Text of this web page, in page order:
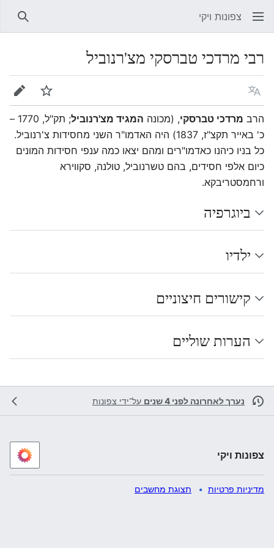
צפונות ויקי
רבי מרדכי טברסקי מצ'רנוביל
שפה מעקב
הרב מרדכי טברסקי, (מכונה המגיד מצ'רנוביל
; תק"ל, 1770 –
כ' באייר תקצ"ז, 1837) היה האדמו"ר השני מחסידות צ'רנוביל.
כל בניו כיהנו כאדמו"רים ומהם יצאו כמה ענפי חסידות המונים
כיום אלפי חסידים, בהם טשרנוביל, טולנה, סקווירא
ורחמסטריבקא.
ביוגרפיה
ילדיו
קישורים חיצוניים
הערות שוליים
נערך לאחרונה לפני 4 שנים על־ידי צפונות
צפונות ויקי
מדיניות פרטיות תצוגת מחשבים